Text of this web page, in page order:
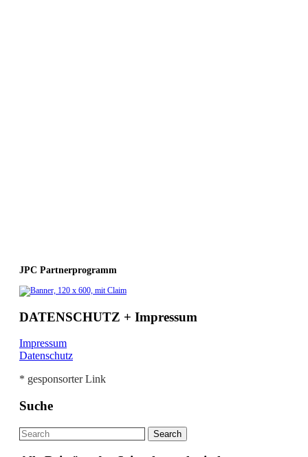
JPC Partnerprogramm
DATENSCHUTZ + Impressum
Impressum
Datenschutz
* gesponsorter Link
Suche